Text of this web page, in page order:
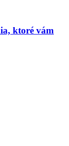
ktoré vám